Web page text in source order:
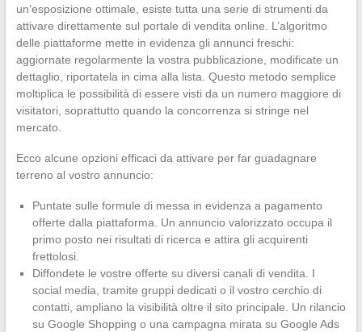
un’esposizione ottimale, esiste tutta una serie di strumenti da
attivare direttamente sul portale di vendita online. L’algoritmo
delle piattaforme mette in evidenza gli annunci freschi:
aggiornate regolarmente la vostra pubblicazione, modificate un
dettaglio, riportatela in cima alla lista. Questo metodo semplice
moltiplica le possibilità di essere visti da un numero maggiore di
visitatori, soprattutto quando la concorrenza si stringe nel
mercato.
Ecco alcune opzioni efficaci da attivare per far guadagnare
terreno al vostro annuncio:
Puntate sulle formule di messa in evidenza a pagamento
offerte dalla piattaforma. Un annuncio valorizzato occupa il
primo posto nei risultati di ricerca e attira gli acquirenti
frettolosi.
Diffondete le vostre offerte su diversi canali di vendita. I
social media, tramite gruppi dedicati o il vostro cerchio di
contatti, ampliano la visibilità oltre il sito principale. Un rilancio
su Google Shopping o una campagna mirata su Google Ads